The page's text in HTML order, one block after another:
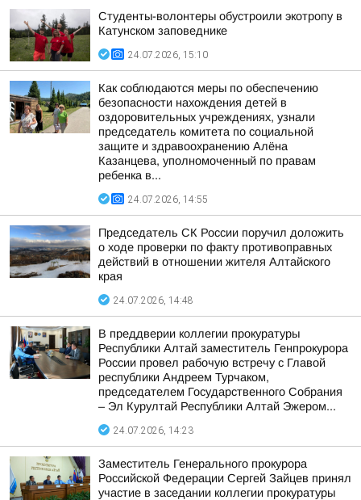
Студенты-волонтеры обустроили экотропу в
Катунском заповеднике
24.07.2026, 15:10
Как соблюдаются меры по обеспечению
безопасности нахождения детей в
оздоровительных учреждениях, узнали
председатель комитета по социальной
защите и здравоохранению Алёна
Казанцева, уполномоченный по правам
ребенка в...
24.07.2026, 14:55
Председатель СК России поручил доложить
о ходе проверки по факту противоправных
действий в отношении жителя Алтайского
края
24.07.2026, 14:48
В преддверии коллегии прокуратуры
Республики Алтай заместитель Генпрокурора
России провел рабочую встречу с Главой
республики Андреем Турчаком,
председателем Государственного Собрания
– Эл Курултай Республики Алтай Эжером...
24.07.2026, 14:23
Заместитель Генерального прокурора
Российской Федерации Сергей Зайцев принял
участие в заседании коллегии прокуратуры